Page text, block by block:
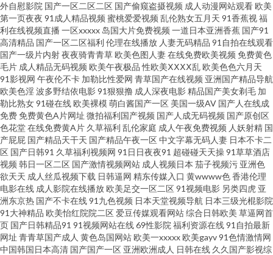
美日韩中字 男人啪啪av资源 国产主播第二页 99色国产 白丝被艹 亚洲成久久
狠狠撸成人精品视频一区91 丁香五月综合在线 日韩新片网 国产中文字幕亚
洲日本 亚洲国产迷奸Aⅴ 另类欧美黄站 色婷婷影院 东京热久久亚洲 午夜性爱
精美AV 大香蕉怡红院v7 天天日天天干天天操 免费性视 91传媒在线观看 亚洲
无码啊啊啊啊啊 97五月天 久久精品情侣 久久少妇美女蜜桃 亚洲色图86p 色
悠悠香蕉 欧美精品久久www 92久草视频观看体验 美女超碰人人 欧美女性性
交 成人欧美大片黄18 豆花黑料视频 国产精品色欲www 天堂福利导航 老Q精
品福利人人爱 日韩激情网址 婷婷五月激情澎湃 国产AV午夜精品 亚洲福利导
外自慰影院 国产一区二区二区 国产偷窥盗摄视频 成人动漫网站观看欧美
第一页夜夜 91成人精品视频 蜜桃爱爱视频 乱伦熟女五月天 91香蕉视福
利在线视频直播 一区xxxxx 岛国大片免费视频 一道日本亚洲香蕉 国产91
高清精品 国产一区二区福利 伦理在线播放 人妻无码精品 91自拍在线观看
国产一级片内射夜夜骑青青草欧美色图人妻在线免费欧美视频 免费黄色
毛片 成人精品无码视频 欧美午夜极品 性欧美ⅩⅩⅩⅩ乱欧美色色六月天
91影视网 午夜伦不卡 加勒比性爱网 青草国产在线视频 亚洲国产精品导航
欧美色淫波多野结依电影91狠狠撸 成人深夜电影精品国产美女剃毛 加
勒比熟女91碰在线欧美裸模萌白酱国产一区 美国一级AV 国产人在线成
免费免费黄色A片网址 微拍福利国产视频 国产人成无码视频 国产原创区
色花堂在线免费黄A片 久草福利 乱伦家庭 成人午夜免费视频 人妖射精 国
产屁屁 国产精品天干天 国产精品午夜一区中文字幕无码人妻 日本不卡二
区 国产日韩91 久草福利视频网 91日日夜夜91 超碰碰天天操91草草酒店
视频 韩日一区二区 国产激情视频网站 成人视频日本 茄子视频污 亚洲色
欲天天 成人丝瓜视频下载 日韩逼网 精东传媒入口 黄wwww色香港伦理
电影在线 成人影院在线播放欧美足交一区二区91视频电影 另类四虎 亚
洲东京热 国产不卡在线91九色视频 日本天堂视频导航 日本三级光棍影院
91大神精品 欧美怡红院院二区 爱豆传媒观看网站综合日韩欧美 草逼网首
页 国产日韩精品91 91视频网站在线69性影院 福利资源在线91自拍最新
网址 青青草国产成人 黄色岛国网站欧美一xxxxx欧美gayv91色情激情网
中国韩国日本高清 国产国产一区 亚洲欧洲成人 日韩在线 久久国产影视综